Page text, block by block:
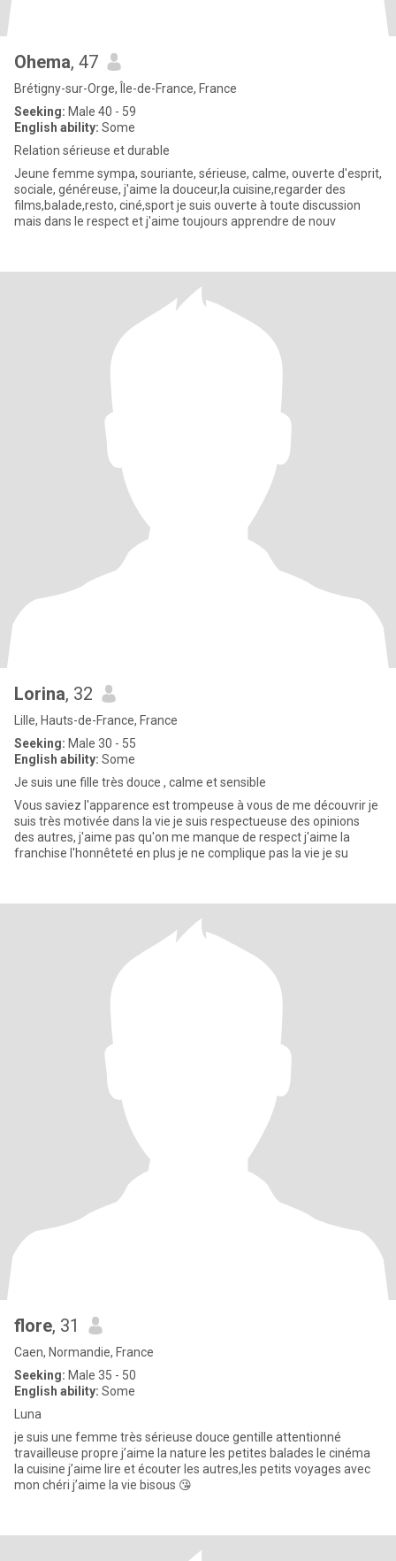
Ohema, 47
Brétigny-sur-Orge, Île-de-France, France
Seeking: Male 40 - 59
English ability: Some
Relation sérieuse et durable
Jeune femme sympa, souriante, sérieuse, calme, ouverte d'esprit,
sociale, généreuse, j'aime la douceur,la cuisine,regarder des
films,balade,resto, ciné,sport je suis ouverte à toute discussion
mais dans le respect et j'aime toujours apprendre de nouv
Lorina, 32
Lille, Hauts-de-France, France
Seeking: Male 30 - 55
English ability: Some
Je suis une fille très douce , calme et sensible
Vous saviez l'apparence est trompeuse à vous de me découvrir je
suis très motivée dans la vie je suis respectueuse des opinions
des autres, j'aime pas qu'on me manque de respect j'aime la
franchise l'honnêteté en plus je ne complique pas la vie je su
flore, 31
Caen, Normandie, France
Seeking: Male 35 - 50
English ability: Some
Luna
je suis une femme très sérieuse douce gentille attentionné
travailleuse propre j’aime la nature les petites balades le cinéma
la cuisine j’aime lire et écouter les autres,les petits voyages avec
mon chéri j’aime la vie bisous 😘